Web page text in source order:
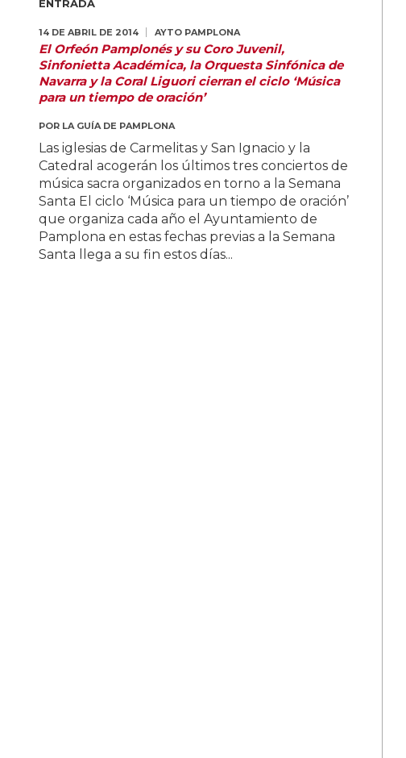
ENTRADA
14 DE ABRIL DE 2014 AYTO PAMPLONA
El Orfeón Pamplonés y su Coro Juvenil,
Sinfonietta Académica, la Orquesta Sinfónica de
Navarra y la Coral Liguori cierran el ciclo ‘Música
para un tiempo de oración’
POR LA GUÍA DE PAMPLONA
Las iglesias de Carmelitas y San Ignacio y la
Catedral acogerán los últimos tres conciertos de
música sacra organizados en torno a la Semana
Santa El ciclo ‘Música para un tiempo de oración’
que organiza cada año el Ayuntamiento de
Pamplona en estas fechas previas a la Semana
Santa llega a su fin estos días...